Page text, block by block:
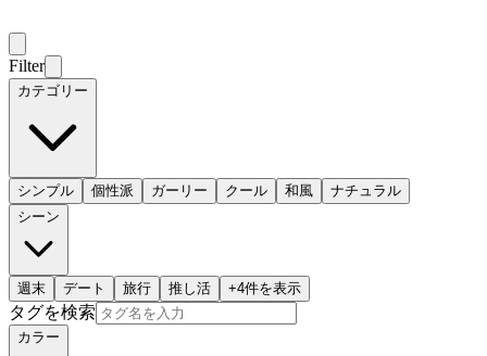
Filter
カテゴリー
シンプル 個性派 ガーリー クール 和風
ナチュラル
シーン
週末 デート 旅行 推し活 +4件を表示
タグを検索
カラー